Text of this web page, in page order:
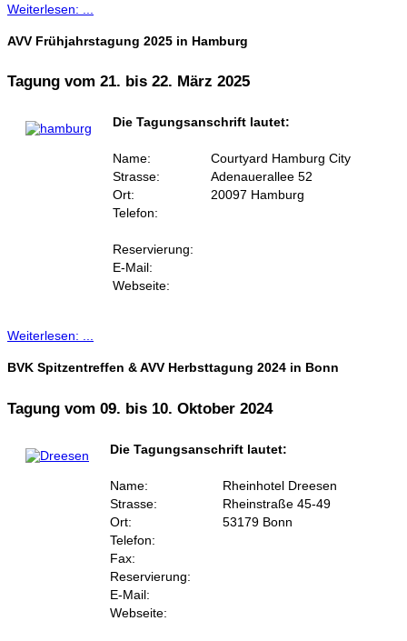
Weiterlesen: ...
AVV Frühjahrstagung 2025 in Hamburg
Tagung vom 21. bis 22. März 2025
Die Tagungsanschrift lautet:
Name:
Courtyard Hamburg City
Strasse:
Adenauerallee 52
Ort:
20097 Hamburg
Telefon:
Reservierung:
E-Mail:
Webseite:
Weiterlesen: ...
BVK Spitzentreffen & AVV Herbsttagung 2024 in Bonn
Tagung vom 09. bis 10. Oktober 2024
Die Tagungsanschrift lautet:
Name:
Rheinhotel Dreesen
Strasse:
Rheinstraße 45-49
Ort:
53179 Bonn
Telefon:
Fax:
Reservierung:
E-Mail:
Webseite: